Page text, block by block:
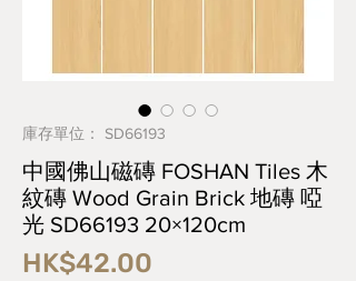
庫存單位： SD66193
中國佛山磁磚 FOSHAN Tiles 木
紋磚 Wood Grain Brick 地磚 啞
光 SD66193 20×120cm
HK$42.00